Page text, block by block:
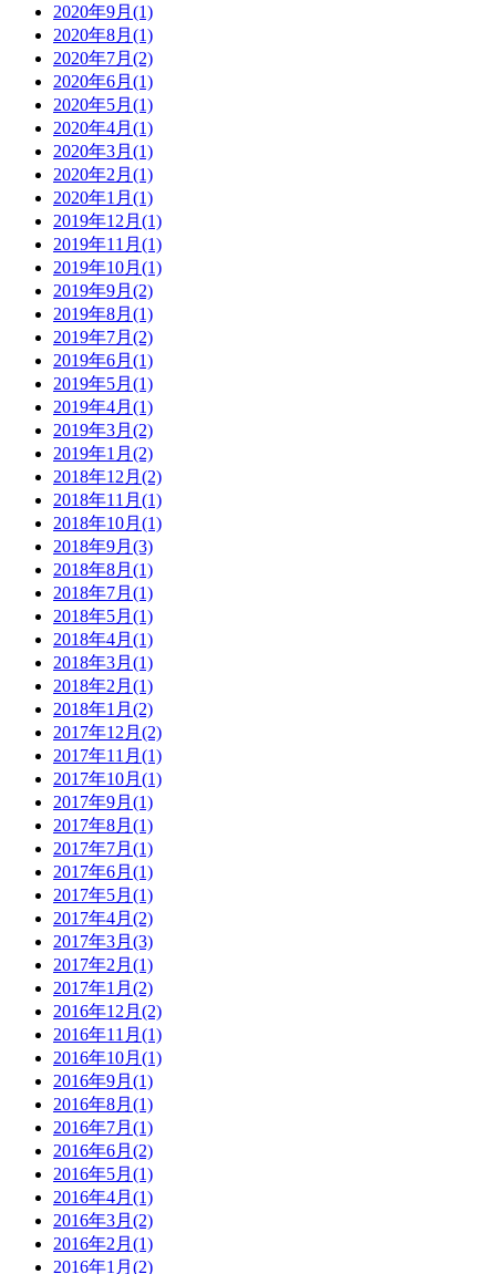
2020年9月(1)
2020年8月(1)
2020年7月(2)
2020年6月(1)
2020年5月(1)
2020年4月(1)
2020年3月(1)
2020年2月(1)
2020年1月(1)
2019年12月(1)
2019年11月(1)
2019年10月(1)
2019年9月(2)
2019年8月(1)
2019年7月(2)
2019年6月(1)
2019年5月(1)
2019年4月(1)
2019年3月(2)
2019年1月(2)
2018年12月(2)
2018年11月(1)
2018年10月(1)
2018年9月(3)
2018年8月(1)
2018年7月(1)
2018年5月(1)
2018年4月(1)
2018年3月(1)
2018年2月(1)
2018年1月(2)
2017年12月(2)
2017年11月(1)
2017年10月(1)
2017年9月(1)
2017年8月(1)
2017年7月(1)
2017年6月(1)
2017年5月(1)
2017年4月(2)
2017年3月(3)
2017年2月(1)
2017年1月(2)
2016年12月(2)
2016年11月(1)
2016年10月(1)
2016年9月(1)
2016年8月(1)
2016年7月(1)
2016年6月(2)
2016年5月(1)
2016年4月(1)
2016年3月(2)
2016年2月(1)
2016年1月(2)